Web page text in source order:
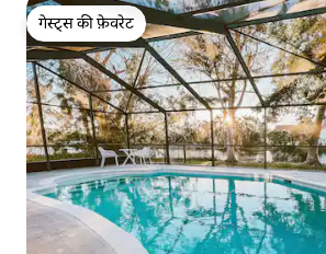
गेस्ट्स की फ़ेवरेट
गेस्ट्स की फ़ेवरेट